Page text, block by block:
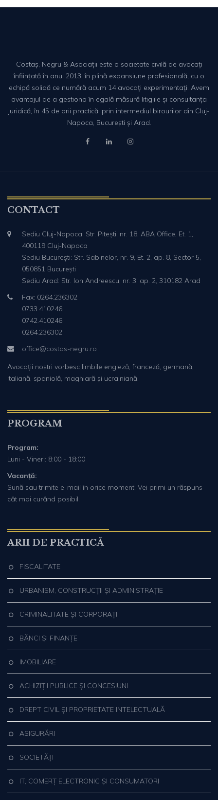
Costaș, Negru & Asociații este o societate civilă de avocați
înființată în anul 2013, în plină expansiune profesională, cu o
echipă solidă ce numără acum 14 avocați experimentați. Avem
avantajul de a gestiona în egală măsură litigiile și consultanța
juridică, în 45 de arii practică, prin intermediul birourilor din Cluj-
Napoca, București și Arad.
CONTACT
Sediu Cluj-Napoca: Str. Pitești, nr. 18, ABA Office, Et. 1,
400119 Cluj-Napoca
Sediu București: Str. Sabinelor, nr. 9, Et. 2, ap. 8, Sector 5,
050851 București
Sediu Arad: Str. Ion Andreescu, nr. 3, ap. 2, 310182 Arad
Fax: 0264.236302
0733.410246
0742.410246
0264.236302
office@costas-negru.ro
Avocații noștri vorbesc limbile engleză, franceză, germană,
italiană, spaniolă, maghiară și ucrainiană.
PROGRAM
Program:
Luni - Vineri: 8:00 - 18:00
Vacanță:
Sună sau trimite e-mail în orice moment. Vei primi un răspuns
cât mai curând posibil.
ARII DE PRACTICĂ
FISCALITATE
URBANISM, CONSTRUCȚII ȘI ADMINISTRAȚIE
CRIMINALITATE ȘI CORPORAȚII
BĂNCI ȘI FINANȚE
IMOBILIARE
ACHIZIȚII PUBLICE ȘI CONCESIUNI
DREPT CIVIL ȘI PROPRIETATE INTELECTUALĂ
ASIGURĂRI
SOCIETĂȚI
IT, COMERȚ ELECTRONIC ȘI CONSUMATORI